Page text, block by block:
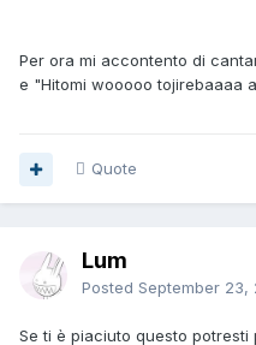
Per ora mi accontento di
e "Hitomi wooooo tojirebaaaa
Quote
Lum
Posted September 23,
Se ti è piaciuto questo